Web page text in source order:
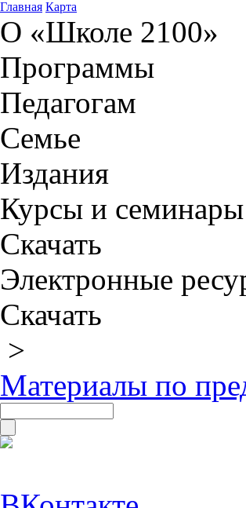
Главная Карта
О «Школе 2100»
Программы
Педагогам
Семье
Издания
Курсы и семинары
Скачать
Электронные
Скачать
>
Материалы по